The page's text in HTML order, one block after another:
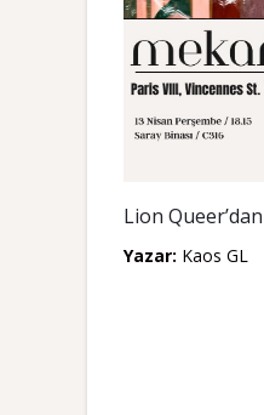
Lion
Yazar: Kaos GL